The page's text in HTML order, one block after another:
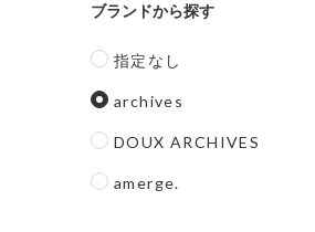
ブランド
指定なし
archives
DOUX ARCHIVES
amerge.